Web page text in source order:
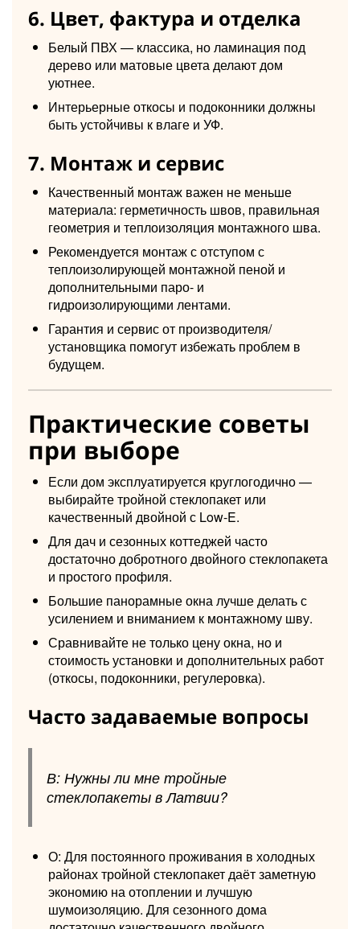
6. Цвет, фактура и отделка
Белый ПВХ — классика, но ламинация под
дерево или матовые цвета делают дом
уютнее.
Интерьерные откосы и подоконники должны
быть устойчивы к влаге и УФ.
7. Монтаж и сервис
Качественный монтаж важен не меньше
материала: герметичность швов, правильная
геометрия и теплоизоляция монтажного шва.
Рекомендуется монтаж с отступом с
теплоизолирующей монтажной пеной и
дополнительными паро- и
гидроизолирующими лентами.
Гарантия и сервис от производителя/
установщика помогут избежать проблем в
будущем.
Практические советы
при выборе
Если дом эксплуатируется круглогодично —
выбирайте тройной стеклопакет или
качественный двойной с Low-E.
Для дач и сезонных коттеджей часто
достаточно добротного двойного стеклопакета
и простого профиля.
Большие панорамные окна лучше делать с
усилением и вниманием к монтажному шву.
Сравнивайте не только цену окна, но и
стоимость установки и дополнительных работ
(откосы, подоконники, регулеровка).
Часто задаваемые вопросы
В: Нужны ли мне тройные
стеклопакеты в Латвии?
О: Для постоянного проживания в холодных
районах тройной стеклопакет даёт заметную
экономию на отоплении и лучшую
шумоизоляцию. Для сезонного дома